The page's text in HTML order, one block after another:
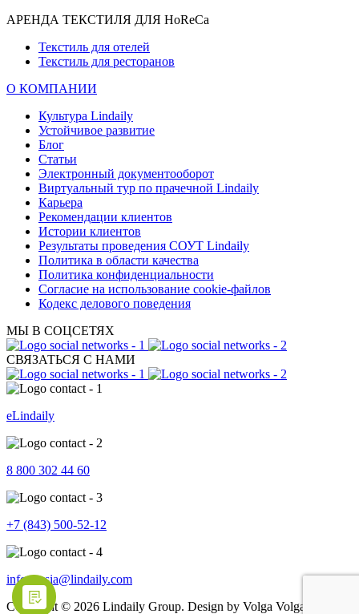
АРЕНДА ТЕКСТИЛЯ ДЛЯ HoReCa
Текстиль для отелей
Текстиль для ресторанов
О КОМПАНИИ
Культура Lindaily
Устойчивое развитие
Блог
Статьи
Электронный документооборот
Виртуальный тур по прачечной Lindaily
Карьера
Рекомендации клиентов
Истории клиентов
Результаты проведения СОУТ Lindaily
Политика в области качества
Политика конфиденциальности
Согласие на использование cookie-файлов
Кодекс делового поведения
МЫ В СОЦСЕТЯХ
СВЯЗАТЬСЯ С НАМИ
eLindaily
8 800 302 44 60
+7 (843) 500-52-12
info.russia@lindaily.com
Copyright © 2026 Lindaily Group. Design by Volga Volga Brand